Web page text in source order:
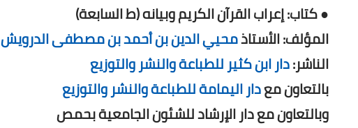
● كتاب: إعراب القرآن الكريم وبيانه (ط السابعة)
المؤلف: الأستاذمحيي الدين بن أحمد بن مصطفى الدرويش
الناشر:دار ابن كثير للطباعة والنشر والتوزيع
بالتعاون معدار اليمامة للطباعة والنشر والتوزيع
وبالتعاون مع دار الإرشاد للشئون الجامعية بحمص